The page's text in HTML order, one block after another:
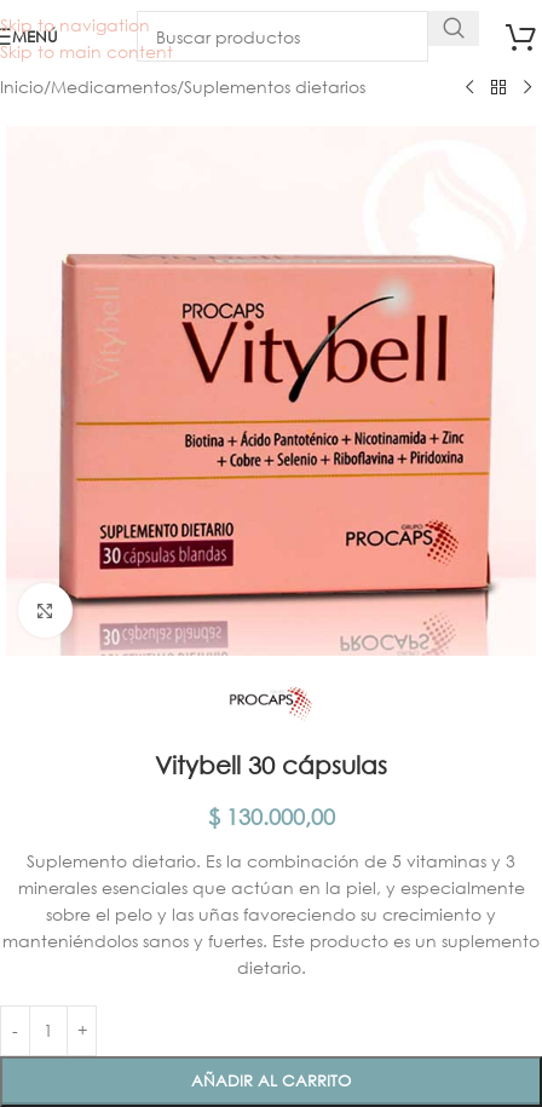
Skip to navigation
Skip to main content
MENÚ
Inicio/Medicamentos/Suplementos dietarios
Click para agrandar
Vitybell 30 cápsulas
$130.000,00
Suplemento dietario. Es la combinación de 5 vitaminas y 3
minerales esenciales que actúan en la piel, y especialmente
sobre el pelo y las uñas favoreciendo su crecimiento y
manteniéndolos sanos y fuertes. Este producto es un suplemento
dietario.
AÑADIR AL CARRITO